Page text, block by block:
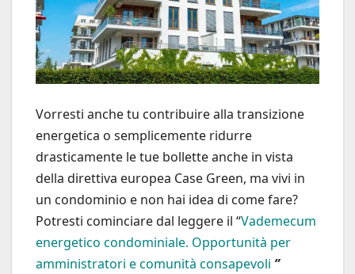
Vorresti anche tu contribuire alla transizione
energetica o semplicemente ridurre
drasticamente le tue bollette anche in vista
della direttiva europea Case Green, ma vivi in
un condominio e non hai idea di come fare?
Potresti cominciare dal leggere il “Vademecum
energetico condominiale. Opportunità per
amministratori e comunità consapevoli ”